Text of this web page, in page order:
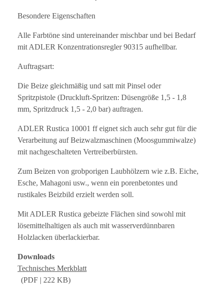
Besondere Eigenschaften
Alle Farbtöne sind untereinander mischbar und bei Bedarf
mit ADLER Konzentrationsregler 90315 aufhellbar.
Auftragsart:
Die Beize gleichmäßig und satt mit Pinsel oder
Spritzpistole (Druckluft-Spritzen: Düsengröße 1,5 - 1,8
mm, Spritzdruck 1,5 - 2,0 bar) auftragen.
ADLER Rustica 10001 ff eignet sich auch sehr gut für die
Verarbeitung auf Beizwalzmaschinen (Moosgummiwalze)
mit nachgeschalteten Vertreiberbürsten.
Zum Beizen von grobporigen Laubhölzern wie z.B. Eiche,
Esche, Mahagoni usw., wenn ein porenbetontes und
rustikales Beizbild erzielt werden soll.
Mit ADLER Rustica gebeizte Flächen sind sowohl mit
lösemittelhaltigen als auch mit wasserverdünnbaren
Holzlacken überlackierbar.
Downloads
Technisches Merkblatt
(PDF | 222 KB)